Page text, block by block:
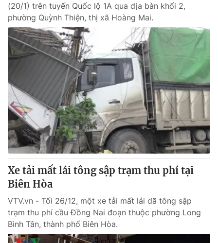
(20/1) trên tuyến Quốc lộ 1A qua địa bàn khối 2,
phường Quỳnh Thiện, thị xã Hoàng Mai.
Xe tải mất lái tông sập trạm thu phí tại
Biên Hòa
VTV.vn - Tối 26/12, một xe tải mất lái đã tông sập
trạm thu phí cầu Đồng Nai đoạn thuộc phường Long
Bình Tân, thành phố Biên Hòa.